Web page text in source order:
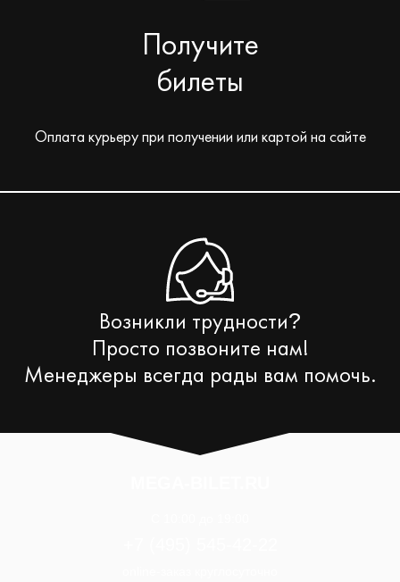
Получите
билеты
Оплата курьеру при получении или картой на сайте
Возникли трудности?
Просто позвоните нам!
Менеджеры всегда рады вам помочь.